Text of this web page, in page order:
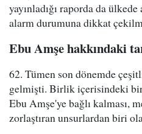
yayınladığı raporda da
alarm durumuna dikkat
Ebu Amşe hakkındaki
62. Tümen son dönemde
gelmişti. Birlik içerisindeki
Ebu Amşe'ye bağlı kalması,
zorlaştıran unsurlardan biri